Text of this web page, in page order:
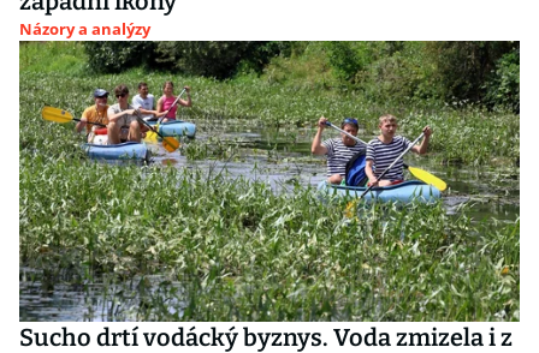
Názory a analýzy
Sucho drtí vodácký byznys. Voda zmizela i z